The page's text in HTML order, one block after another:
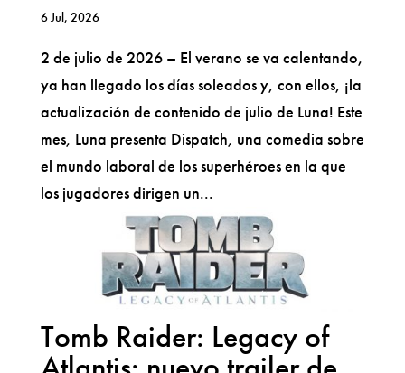
6 Jul, 2026
2 de julio de 2026 – El verano se va calentando,
ya han llegado los días soleados y, con ellos, ¡la
actualización de contenido de julio de Luna! Este
mes, Luna presenta Dispatch, una comedia sobre
el mundo laboral de los superhéroes en la que
los jugadores dirigen un...
Tomb Raider: Legacy of